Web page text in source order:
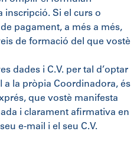
inscripció. Si el curs o
pagament, a més a més,
de formació del que vostè
dades i C.V. per tal d’optar
a la pròpia Coordinadora, és
que vostè manifesta
i clarament afirmativa en
e-mail i el seu C.V.